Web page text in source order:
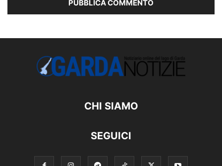
CHI SIAMO
SEGUICI